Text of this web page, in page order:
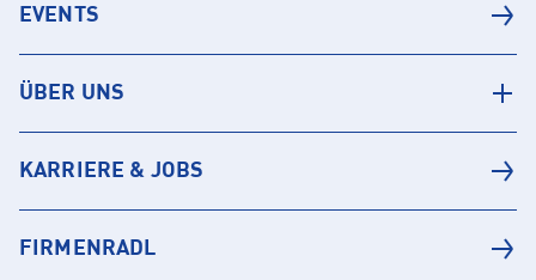
EVENTS
ÜBER UNS
KARRIERE & JOBS
FIRMENRADL